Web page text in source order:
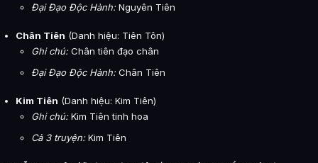
Đại Đạo Độc Hành:Nguyên Tiên
Chân Tiên (Danh hiệu: Tiên Tôn)
Ghi chú:Chân tiên đạo chân
Đại Đạo Độc Hành:Chân Tiên
Kim Tiên (Danh hiệu: Kim Tiên)
Ghi chú:Kim Tiên tinh hoa
Cả 3 truyện:Kim Tiên